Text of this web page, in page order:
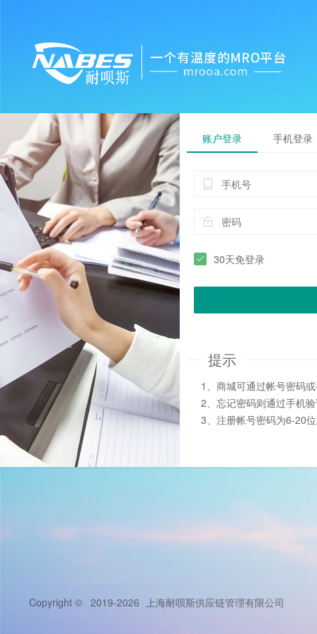
账户登录 手机登录
30天免登录
提示
1、商城可通过帐号密码
2、忘记密码则通过手机
3、注册帐号密码为6-20
Copyright © 2019-2026 上海耐呗斯供应链管理有限公司